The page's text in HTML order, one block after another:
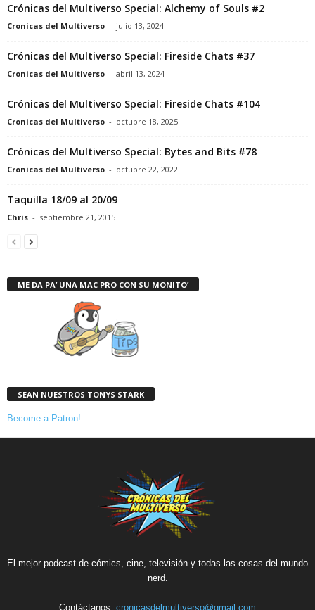
Crónicas del Multiverso Special: Alchemy of Souls #2
Cronicas del Multiverso - julio 13, 2024
Crónicas del Multiverso Special: Fireside Chats #37
Cronicas del Multiverso - abril 13, 2024
Crónicas del Multiverso Special: Fireside Chats #104
Cronicas del Multiverso - octubre 18, 2025
Crónicas del Multiverso Special: Bytes and Bits #78
Cronicas del Multiverso - octubre 22, 2022
Taquilla 18/09 al 20/09
Chris - septiembre 21, 2015
ME DA PA’ UNA MAC PRO CON SU MONITO’
SEAN NUESTROS TONYS STARK
Become a Patron!
El mejor podcast de cómics, cine, televisión y todas las cosas del mundo
nerd.
Contáctanos: cronicasdelmultiverso@gmail.com